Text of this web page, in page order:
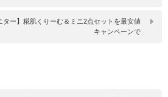
ター】糀肌くりーむ＆ミニ2点セットを最安値
キャンペーンで